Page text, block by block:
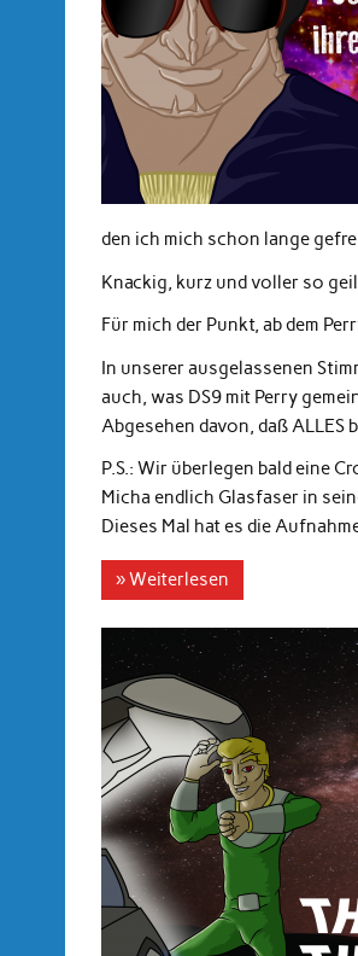
den ich mich schon lange
Knackig, kurz und voller so
Für mich der Punkt, ab dem
In unserer ausgelassenen
auch, was DS9 mit Perry
Abgesehen davon, daß ALLES
P.S.: Wir überlegen bald eine
Micha endlich Glasfaser in
Dieses Mal hat es die
» Weiterlesen